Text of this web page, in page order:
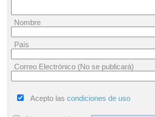
Nombre
País
Correo Electrónico (No se publicará)
Acepto las condiciones de uso